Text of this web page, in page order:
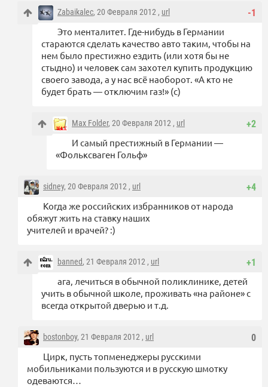
-1
Zabaikalec, 20 Февраля 2012 , url
Это менталитет. Где-нибудь в Германии
стараются сделать качество авто таким, чтобы на
нем было престижно ездить (или хотя бы не
стыдно) и человек сам захотел купить продукцию
своего завода, а у нас всё наоборот. «А кто не
будет брать — отключим газ!» (с)
+2
Max Folder, 20 Февраля 2012 , url
И самый престижный в Германии —
«Фольксваген Гольф»
+4
sidney, 20 Февраля 2012 , url
Когда же российских избранников от народа
обяжут жить на ставку наших
учителей и врачей? :)
+1
banned, 21 Февраля 2012 , url
ага, лечиться в обычной поликлинике, детей
учить в обычной школе, проживать «на районе» с
всегда открытой дверью и т.д.
0
bostonboy, 21 Февраля 2012 , url
Цирк, пусть топменеджеры русскими
мобильниками пользуются и в русскую шмотку
одеваются…